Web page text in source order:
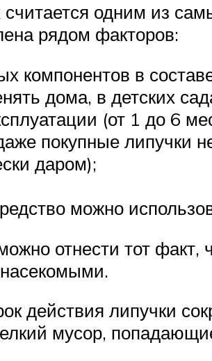
одним из
рядом факторов:
компонентов в
дома, в детских
(от 1 до 6
покупные липучки
даром);
можно
отнести тот
действия липучки
мусор,